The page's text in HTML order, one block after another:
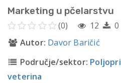
Marketing u pčelarstvu
(0) 12
0
Autor: Davor Baričić
Područje/sektor:
veterina